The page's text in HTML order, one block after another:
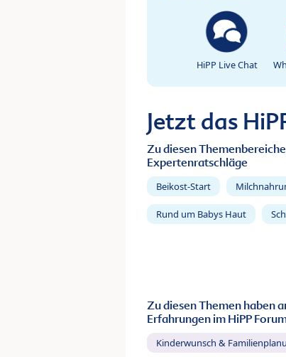
HiPP Live Chat
Jetzt das
Zu diesen
Expertenratschläge
Beikost-Start
Rund um Babys Haut
Zu diesen Themen haben
Erfahrungen im HiPP
Kinderwunsch &